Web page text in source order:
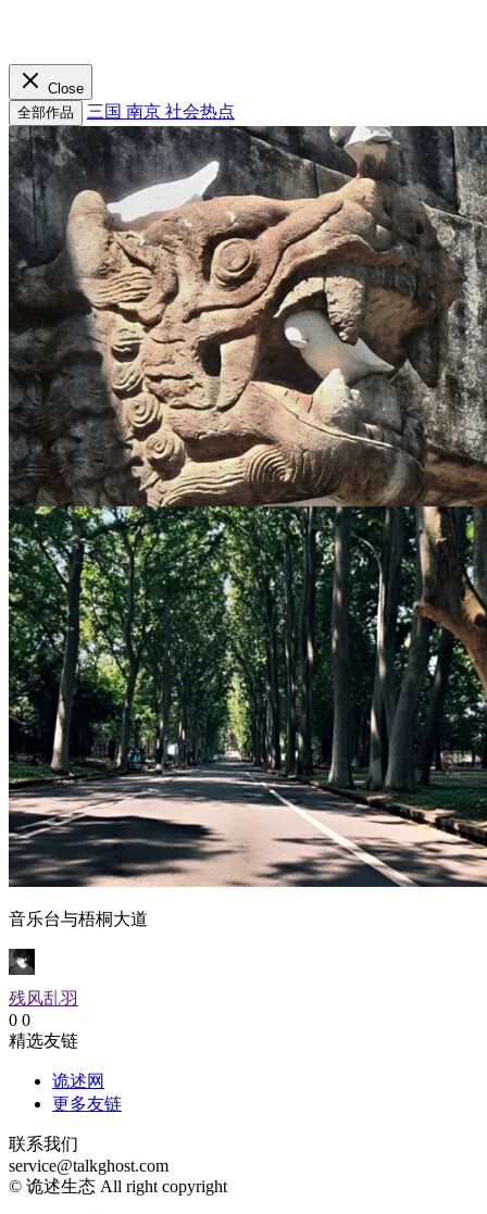
音乐台与梧桐大道
残风乱羽
00
精选友链
诡述网
更多友链
联系我们
service@talkghost.com
© 诡述生态 All right copyright
由WordPress驱动 · 加速支持ESA&EdgeOne
浙ICP备2023026303号-5 浙公网安备33028302000776号